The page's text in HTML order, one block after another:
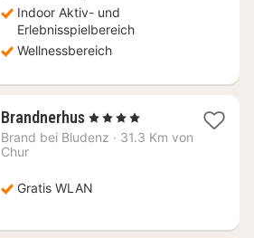
Indoor Aktiv- und
Erlebnisspielbereich
Wellnessbereich
Brandnerhus1
Nacht
€
, 4 Sterne
Brand bei Bludenz · 31.3 Km von
Chur
Gratis WLAN